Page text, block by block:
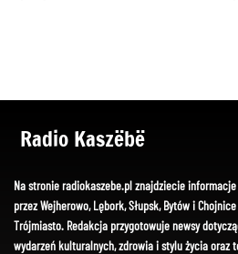
Radio Kaszëbë
Na stronie radiokaszebe.pl znajdziecie informacje
przez Wejherowo, Lębork, Słupsk, Bytów i
Trójmiasto. Redakcja przygotowuje newsy
wydarzeń kulturalnych, zdrowia i stylu życia oraz